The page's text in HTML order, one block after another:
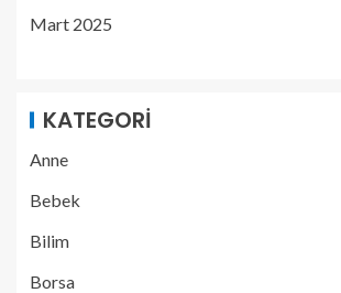
Mart 2025
KATEGORI
Anne
Bebek
Bilim
Borsa